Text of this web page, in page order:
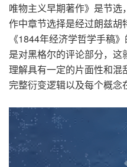
唯物主义早期著作》是节
作中章节选择是经过朗兹胡
《1844年经济学哲学手稿
是对黑格尔的评论部分，
理解具有一定的片面性和混
完整衍变逻辑以及每个概念